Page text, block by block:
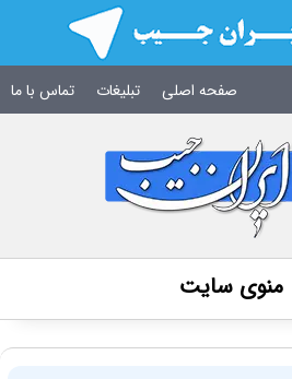
صفحه اصلی تبلیغات تماس با ما
سایت